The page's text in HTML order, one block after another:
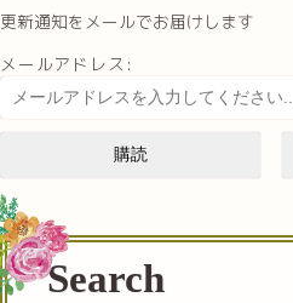
更新通知をメールでお届けします
メールアドレス:
Search